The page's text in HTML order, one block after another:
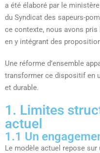
a été élaboré par le
du Syndicat des sapeurs-
ce contexte, nous avons
en y intégrant des
Une réforme d’ensemble
transformer ce dispositif en
et durable.
1. Limites
actuel
1.1 Un
Le modèle actuel repose